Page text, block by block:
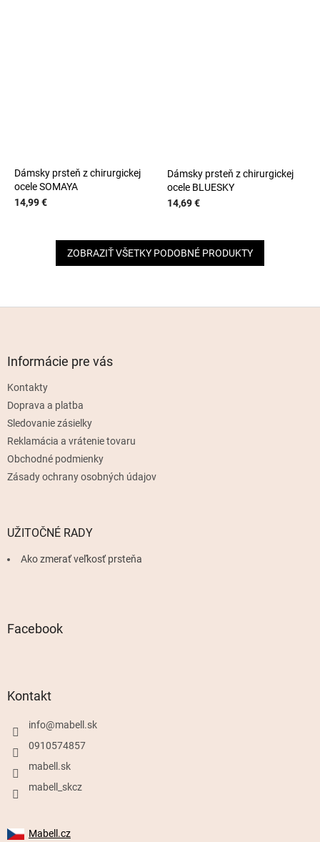
Dámsky prsteň z chirurgickej
ocele SOMAYA
14,99 €
Dámsky prsteň z chirurgickej
ocele BLUESKY
14,69 €
ZOBRAZIŤ VŠETKY PODOBNÉ PRODUKTY
Informácie pre vás
Kontakty
Doprava a platba
Sledovanie zásielky
Reklamácia a vrátenie tovaru
Obchodné podmienky
Zásady ochrany osobných údajov
UŽITOČNÉ RADY
Ako zmerať veľkosť prsteňa
Facebook
Kontakt
info@mabell.sk
0910574857
mabell.sk
mabell_skcz
Mabell.cz